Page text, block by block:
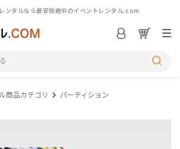
ンタルなら最安挑戦中のイベントレンタル.com
商品カテゴリ パーティション